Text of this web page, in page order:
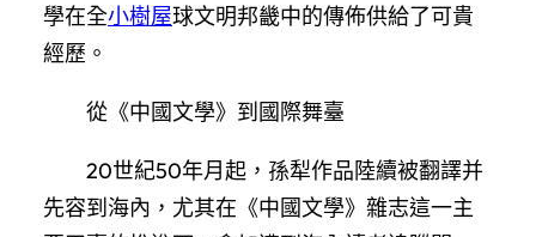
學在全小樹屋球文明邦畿中的傳佈供給了可貴
經歷。
從《中國文學》到國際舞臺
20世紀50年月起，孫犁作品陸續被翻譯并
先容到海內，尤其在《中國文學》雜志這一主